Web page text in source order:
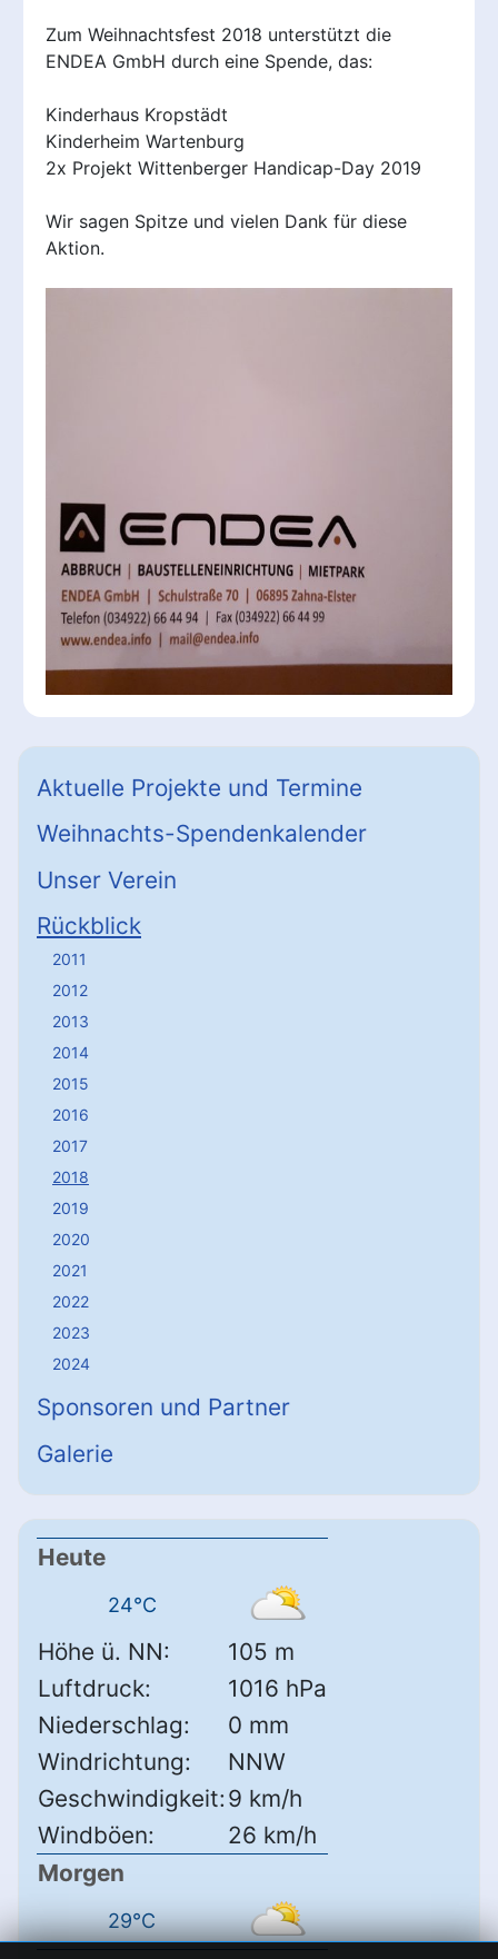
Zum Weihnachtsfest 2018 unterstützt die
ENDEA GmbH durch eine Spende, das:
Kinderhaus Kropstädt
Kinderheim Wartenburg
2x Projekt Wittenberger Handicap-Day 2019
Wir sagen Spitze und vielen Dank für diese
Aktion.
Aktuelle Projekte und Termine
Weihnachts-Spendenkalender
Unser Verein
Rückblick
2011
2012
2013
2014
2015
2016
2017
2018
2019
2020
2021
2022
2023
2024
Sponsoren und Partner
Galerie
Heute
24°C
Höhe ü. NN:
105 m
Luftdruck:
1016 hPa
Niederschlag:
0 mm
Windrichtung:
NNW
Geschwindigkeit: 9 km/h
Windböen:
26 km/h
Morgen
29°C